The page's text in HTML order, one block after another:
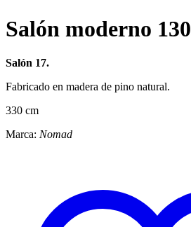
Salón moderno 130
Salón 17.
Fabricado en madera de pino natural.
330 cm
Marca: Nomad